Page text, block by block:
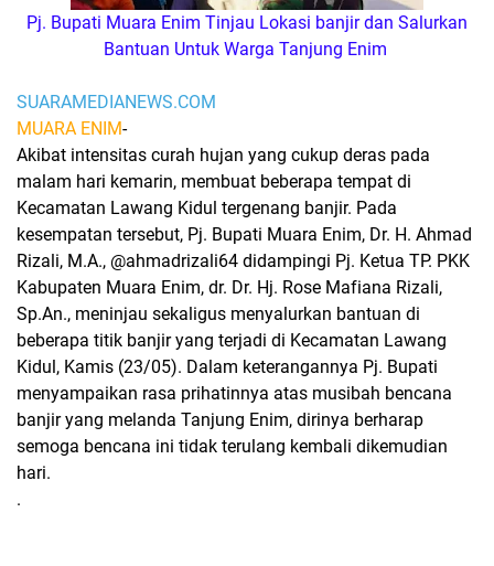
Pj. Bupati Muara Enim Tinjau Lokasi banjir dan Salurkan
Bantuan Untuk Warga Tanjung Enim
SUARAMEDIANEWS.COM
MUARA ENIM-
Akibat intensitas curah hujan yang cukup deras pada
malam hari kemarin, membuat beberapa tempat di
Kecamatan Lawang Kidul tergenang banjir. Pada
kesempatan tersebut, Pj. Bupati Muara Enim, Dr. H. Ahmad
Rizali, M.A., @ahmadrizali64 didampingi Pj. Ketua TP. PKK
Kabupaten Muara Enim, dr. Dr. Hj. Rose Mafiana Rizali,
Sp.An., meninjau sekaligus menyalurkan bantuan di
beberapa titik banjir yang terjadi di Kecamatan Lawang
Kidul, Kamis (23/05). Dalam keterangannya Pj. Bupati
menyampaikan rasa prihatinnya atas musibah bencana
banjir yang melanda Tanjung Enim, dirinya berharap
semoga bencana ini tidak terulang kembali dikemudian
hari.
.